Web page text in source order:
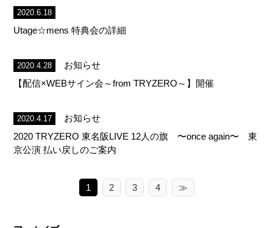
2020.6.18
Utage☆mens 特典会の詳細
2020.4.28
お知らせ
【配信×WEBサイン会～from TRYZERO～】開催
2020.4.17
お知らせ
2020 TRYZERO 東名阪LIVE 12人の旗 〜once again〜 東
京公演 払い戻しのご案内
1 2 3 4 ≫